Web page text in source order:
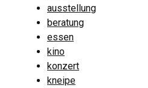
ausstellung
beratung
essen
kino
konzert
kneipe